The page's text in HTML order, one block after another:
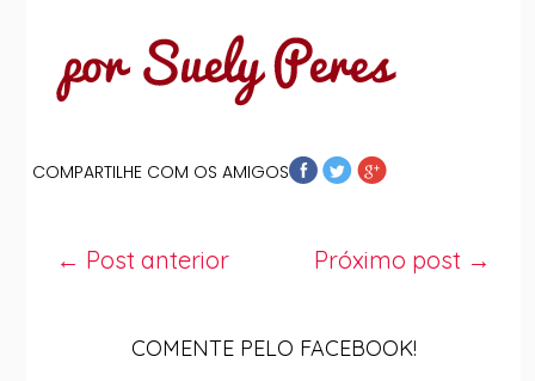
COMPARTILHE COM OS AMIGOS
Próximo post →
← Post anterior
COMENTE PELO FACEBOOK!